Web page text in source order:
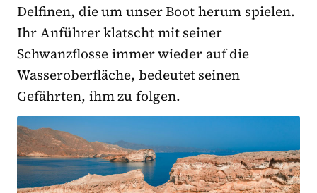
Delfinen, die um unser Boot herum spielen.
Ihr Anführer klatscht mit seiner
Schwanzflosse immer wieder auf die
Wasseroberfläche, bedeutet seinen
Gefährten, ihm zu folgen.